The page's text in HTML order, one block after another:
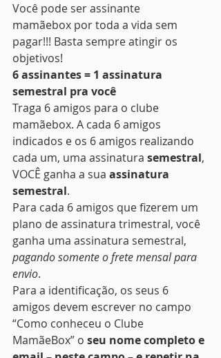
Você pode ser assinante
mamãebox por toda a vida sem
pagar!!! Basta sempre atingir os
objetivos!
6 assinantes = 1 assinatura
semestral pra você
Traga 6 amigos para o clube
mamãebox. A cada 6 amigos
indicados e os 6 amigos realizando
cada um, uma assinatura semestral,
VOCÊ ganha a sua assinatura
semestral.
Para cada 6 amigos que fizerem um
plano de assinatura trimestral, você
ganha uma assinatura semestral,
pagando somente o frete mensal para
envio.
Para a identificação, os seus 6
amigos devem escrever no campo
“Como conheceu o Clube
MamãeBox” o seu nome completo e